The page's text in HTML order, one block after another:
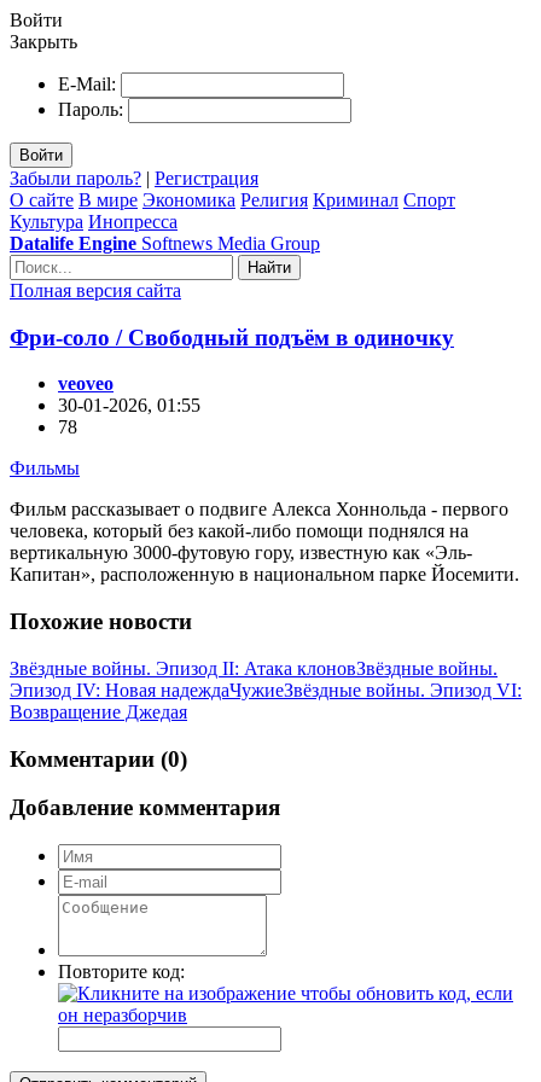
Войти
Закрыть
E-Mail:
Пароль:
Войти
Забыли пароль? | Регистрация
О сайте В мире Экономика Религия Криминал Спорт
Культура Инопресса
Datalife Engine Softnews Media Group
Найти
Полная версия сайта
Фри-соло / Свободный подъём в одиночку
veoveo
30-01-2026, 01:55
78
Фильмы
Фильм рассказывает о подвиге Алекса Хоннольда - первого
человека, который без какой-либо помощи поднялся на
вертикальную 3000-футовую гору, известную как «Эль-
Капитан», расположенную в национальном парке Йосемити.
Похожие новости
Звёздные войны. Эпизод II: Атака клоновЗвёздные войны.
Эпизод IV: Новая надеждаЧужиеЗвёздные войны. Эпизод VI:
Возвращение Джедая
Комментарии (0)
Добавление комментария
Повторите код: